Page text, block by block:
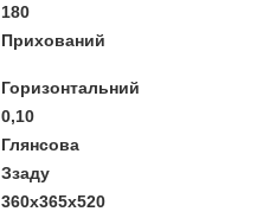
180
Прихований
Горизонтальний
0,10
Глянсова
Ззаду
360x365x520